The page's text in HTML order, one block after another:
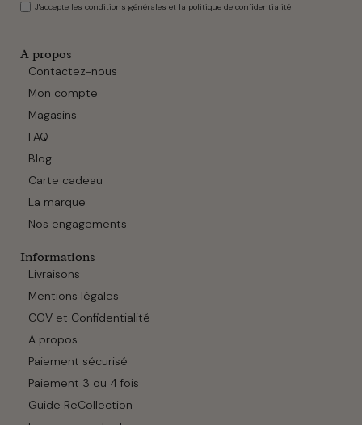
J'accepte les conditions générales et la politique de confidentialité
A propos
Contactez-nous
Mon compte
Magasins
FAQ
Blog
Carte cadeau
La marque
Nos engagements
Informations
Livraisons
Mentions légales
CGV et Confidentialité
A propos
Paiement sécurisé
Paiement 3 ou 4 fois
Guide ReCollection